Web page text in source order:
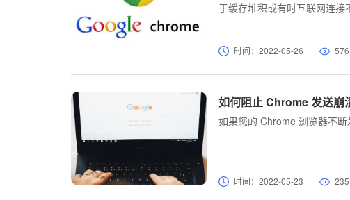
于缓存堆积或有时互联网连接
时间：2022-05-26 576
如何阻止 Chrome 发送崩
如果您的 Chrome 浏览器不断
时间：2022-05-23 235